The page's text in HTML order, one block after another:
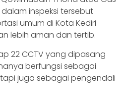
inspeksi tersebut
umum di Kota Kediri
lebih aman dan tertib.
22 CCTV yang dipasang
berfungsi sebagai
juga sebagai pengendali